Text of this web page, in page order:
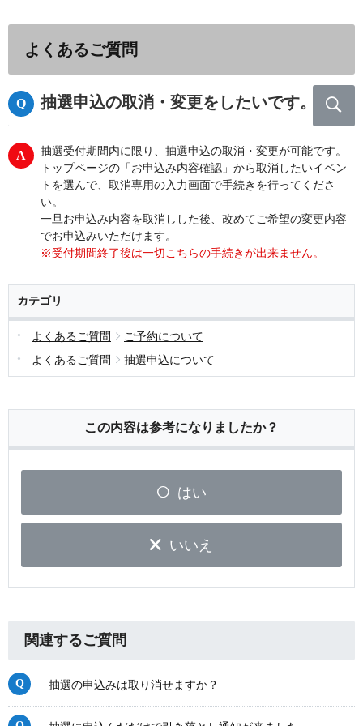
よくあるご質問
抽選申込の取消・変更をしたいです。
抽選受付期間内に限り、抽選申込の取消・変更が可能です。
トップページの「お申込み内容確認」から取消したいイベン
トを選んで、取消専用の入力画面で手続きを行ってくださ
い。
一旦お申込み内容を取消しした後、改めてご希望の変更内容
でお申込みいただけます。
※受付期間終了後は一切こちらの手続きが出来ません。
カテゴリ
よくあるご質問
ご予約について
よくあるご質問
抽選申込について
この内容は参考になりましたか？
はい
いいえ
関連するご質問
抽選の申込みは取り消せますか？